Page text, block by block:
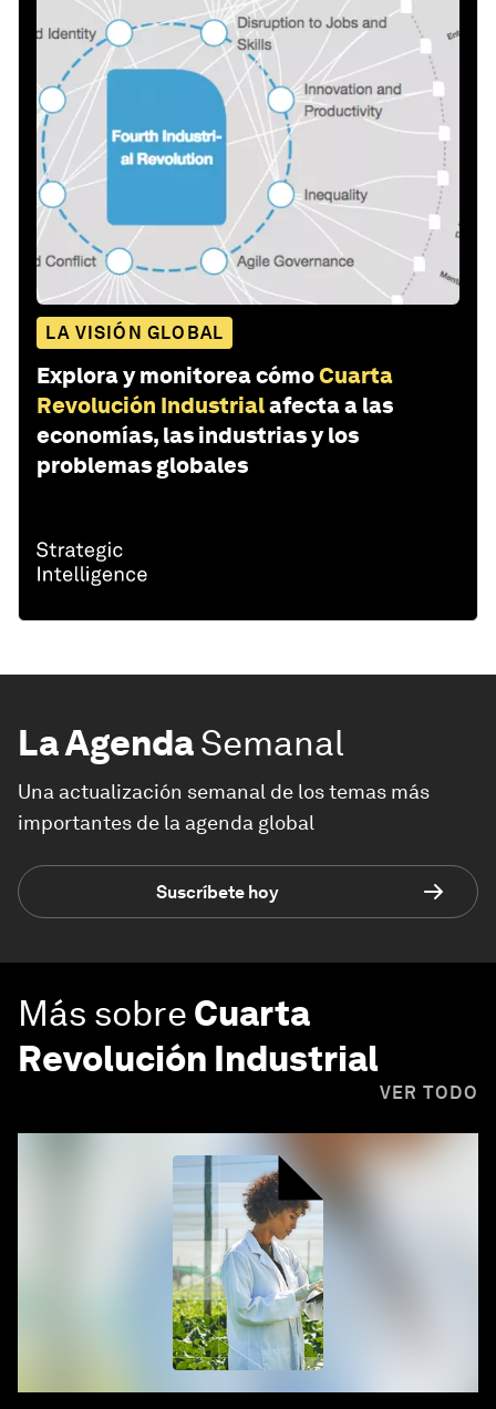
LA VISIÓN GLOBAL
Explora y monitorea cómoCuarta
Revolución Industrialafecta a las
economías, las industrias y los
problemas globales
La AgendaSemanal
Una actualización semanal de los temas más
importantes de la agenda global
Suscríbete hoy
Más sobre Cuarta
Revolución Industrial
VER TODO